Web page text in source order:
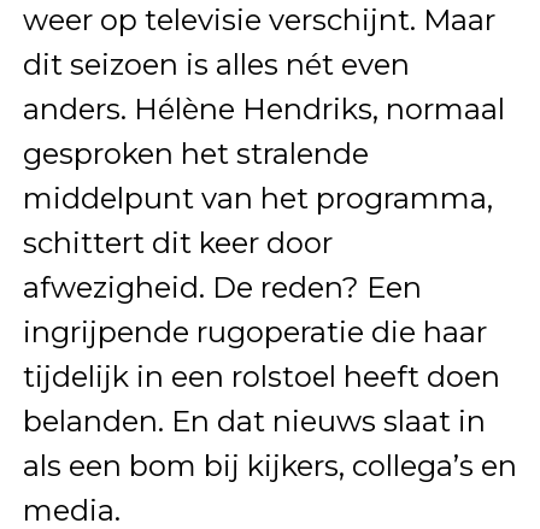
weer op televisie verschijnt. Maar
dit seizoen is alles nét even
anders. Hélène Hendriks, normaal
gesproken het stralende
middelpunt van het programma,
schittert dit keer door
afwezigheid. De reden? Een
ingrijpende rugoperatie die haar
tijdelijk in een rolstoel heeft doen
belanden. En dat nieuws slaat in
als een bom bij kijkers, collega’s en
media.